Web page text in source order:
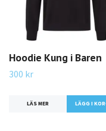
Hoodie Kung i Baren
300 kr
LÄS MER LÄGG I